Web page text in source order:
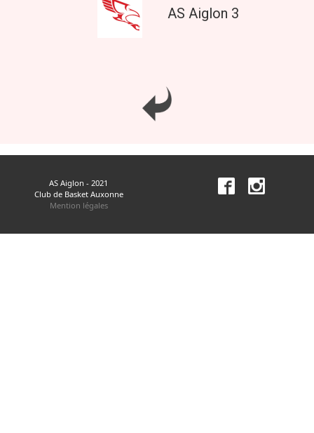
AS Aiglon 3
AS Aiglon - 2021
Club de Basket Auxonne
Mention légales